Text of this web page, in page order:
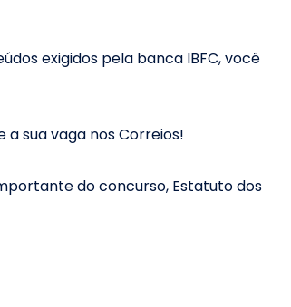
exigidos pela banca IBFC, você
sua vaga nos Correios!
do concurso, Estatuto dos